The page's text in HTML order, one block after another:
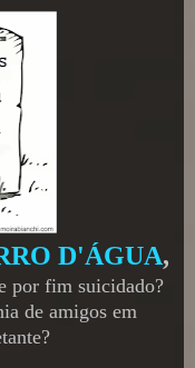
D'ÁGUA,
por fim suicidado?
de amigos em